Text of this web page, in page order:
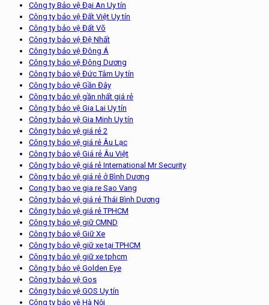
Công ty Bảo vệ Đại An Uy tín
Công ty bảo vệ Đất Việt Uy tín
Công ty bảo vệ Đất Võ
Công ty bảo vệ Đệ Nhất
Công ty bảo vệ Đông Á
Công ty bảo vệ Đông Dương
Công ty bảo vệ Đức Tâm Uy tín
Công ty bảo vệ Gần Đây
Công ty bảo vệ gần nhất giá rẻ
Công ty bảo vệ Gia Lai Uy tín
Công ty bảo vệ Gia Minh Uy tín
Công ty bảo vệ giá rẻ 2
Công ty bảo vệ giá rẻ Âu Lạc
Công ty bảo vệ Giá rẻ Âu Việt
Công ty bảo vệ giá rẻ International Mr Security
Công ty bảo vệ giá rẻ ở Bình Dương
Cong ty bao ve gia re Sao Vang
Công ty bảo vệ giá rẻ Thái Bình Dương
Công ty bảo vệ giá rẻ TPHCM
Công ty bảo vệ giữ CMND
Công ty bảo vệ Giữ Xe
Công ty bảo vệ giữ xe tại TPHCM
Công ty bảo vệ giữ xe tphcm
Công ty bảo vệ Golden Eye
Công ty bảo vệ Gos
Công ty bảo vệ GOS Uy tín
Công ty bảo vệ Hà Nội